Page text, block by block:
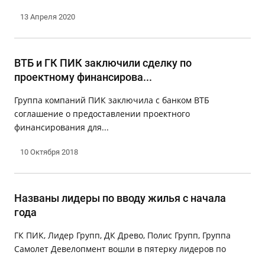
13 Апреля 2020
ВТБ и ГК ПИК заключили сделку по
проектному финансирова...
Группа компаний ПИК заключила с банком ВТБ
соглашение о предоставлении проектного
финансирования для...
10 Октября 2018
Названы лидеры по вводу жилья с начала
года
ГК ПИК, Лидер Групп, ДК Древо, Полис Групп, Группа
Самолет Девелопмент вошли в пятерку лидеров по